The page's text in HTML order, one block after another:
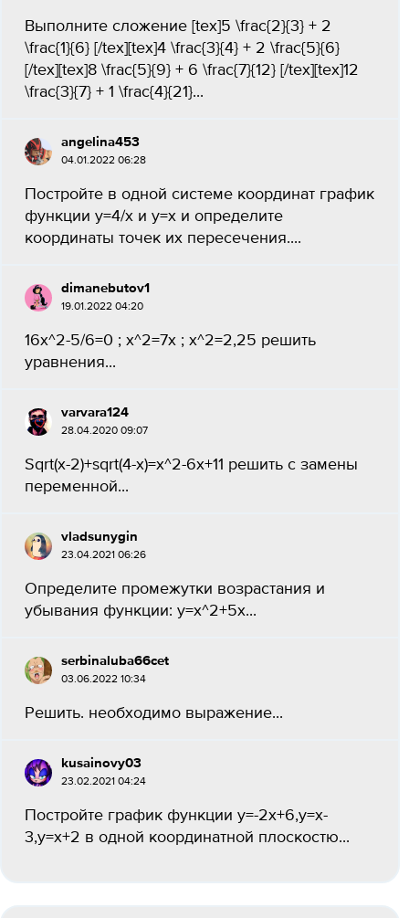
Выполните сложение [tex]5 \frac{2}{3} + 2
\frac{1}{6} [/tex][tex]4 \frac{3}{4} + 2 \frac{5}{6}
[/tex][tex]8 \frac{5}{9} + 6 \frac{7}{12} [/tex][tex]12
\frac{3}{7} + 1 \frac{4}{21}...
angelina453
04.01.2022 06:28
Постройте в одной системе координат график
функции y=4/x и y=x и определите
координаты точек их пересечения....
dimanebutov1
19.01.2022 04:20
16x^2-5/6=0 ; x^2=7x ; x^2=2,25 решить
уравнения​...
varvara124
28.04.2020 09:07
Sqrt(x-2)+sqrt(4-x)=x^2-6x+11 решить с замены
переменной...
vladsunygin
23.04.2021 06:26
Определите промежутки возрастания и
убывания функции: y=x^2+5x​...
serbinaluba66cet
03.06.2022 10:34
Решить. необходимо выражение...
kusainovy03
23.02.2021 04:24
Постройте график функции y=-2x+6,y=x-
3,y=x+2 в одной координатной плоскостю...